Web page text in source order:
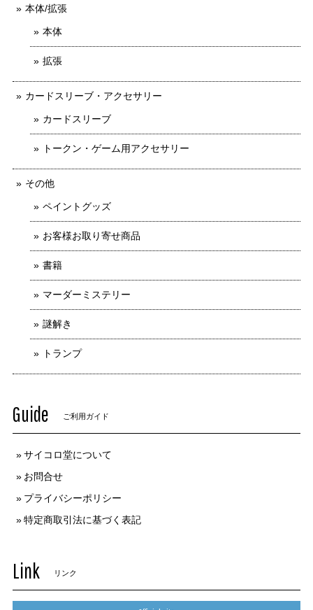
本体/拡張
本体
拡張
カードスリーブ・アクセサリー
カードスリーブ
トークン・ゲーム用アクセサリー
その他
ペイントグッズ
お客様お取り寄せ商品
書籍
マーダーミステリー
謎解き
トランプ
Guide ご利用ガイド
サイコロ堂について
お問合せ
プライバシーポリシー
特定商取引法に基づく表記
Link リンク